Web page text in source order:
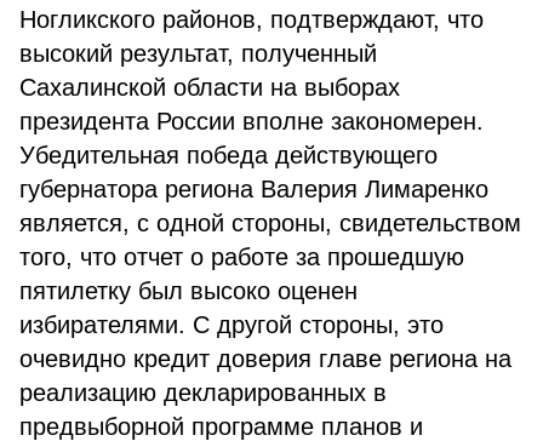
Ногликского районов, подтверждают, что
высокий результат, полученный
Сахалинской области на выборах
президента России вполне закономерен.
Убедительная победа действующего
губернатора региона Валерия Лимаренко
является, с одной стороны, свидетельством
того, что отчет о работе за прошедшую
пятилетку был высоко оценен
избирателями. С другой стороны, это
очевидно кредит доверия главе региона на
реализацию декларированных в
предвыборной программе планов и